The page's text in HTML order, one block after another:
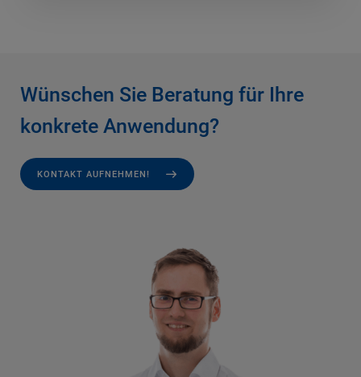
Wünschen Sie Beratung für Ihre
konkrete Anwendung?
KONTAKT AUFNEHMEN!